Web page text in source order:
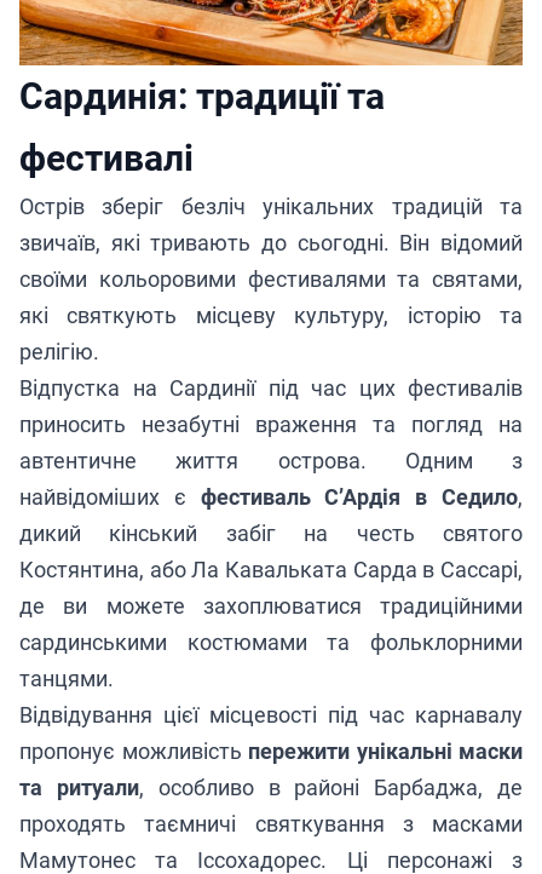
Сардинія: традиції та
фестивалі
Острів зберіг безліч унікальних традицій та
звичаїв, які тривають до сьогодні. Він відомий
своїми кольоровими фестивалями та святами,
які святкують місцеву культуру, історію та
релігію.
Відпустка на Сардинії під час цих фестивалів
приносить незабутні враження та погляд на
автентичне життя острова. Одним з
найвідоміших є фестиваль С’Ардія в Седило,
дикий кінський забіг на честь святого
Костянтина, або Ла Кавальката Сарда в Сассарі,
де ви можете захоплюватися традиційними
сардинськими костюмами та фольклорними
танцями.
Відвідування цієї місцевості під час карнавалу
пропонує можливість пережити унікальні маски
та ритуали, особливо в районі Барбаджа, де
проходять таємничі святкування з масками
Мамутонес та Іссохадорес. Ці персонажі з